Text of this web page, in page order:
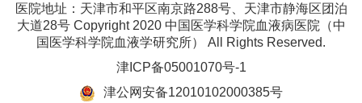
医院地址：天津市和平区南京路288号、天津市静海区团泊
大道28号 Copyright 2020 中国医学科学院血液病医院（中
国医学科学院血液学研究所） All Rights Reserved.
津ICP备05001070号-1
津公网安备12010102000385号